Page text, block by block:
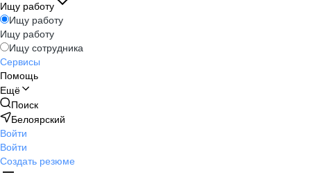
Ищу работу
Ищу работу
Ищу работу
Ищу сотрудника
Сервисы
Помощь
Ещё
Поиск
Белоярский
Войти
Войти
Создать резюме